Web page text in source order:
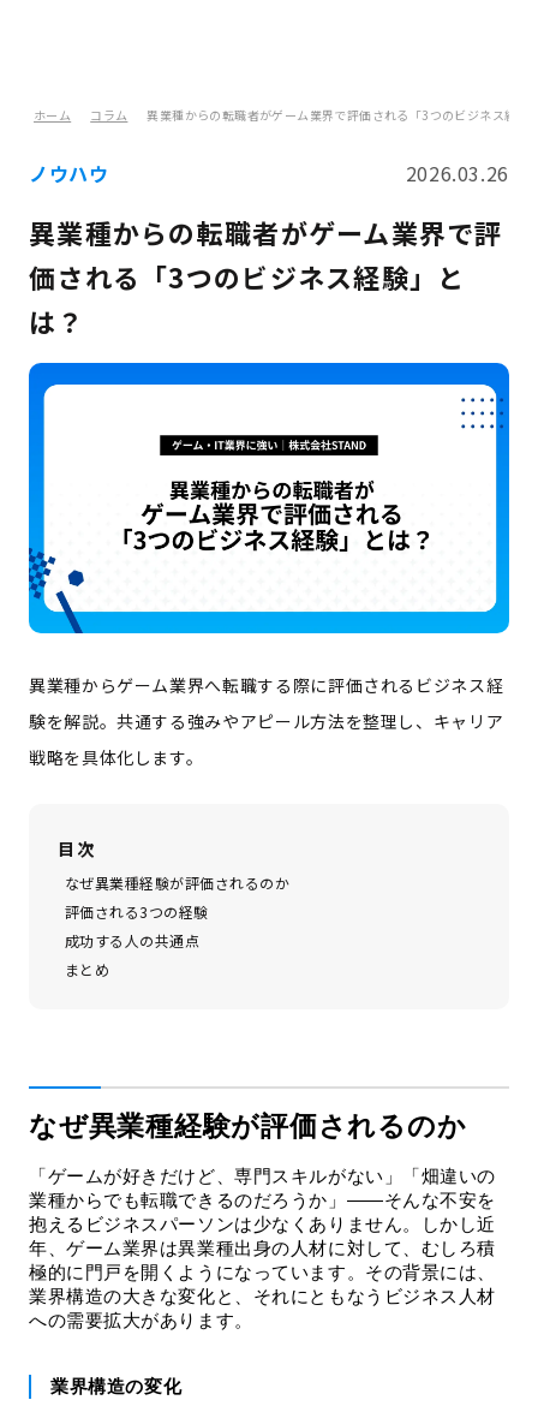
ホーム コラム 異業種からの転職者がゲーム業界で評価される「3つのビジネス経験
ノウハウ 2026.03.26
異業種からの転職者がゲーム業界で評
価される「3つのビジネス経験」と
は？
異業種からゲーム業界へ転職する際に評価されるビジネス経
験を解説。共通する強みやアピール方法を整理し、キャリア
戦略を具体化します。
目次
なぜ異業種経験が評価されるのか
評価される3つの経験
成功する人の共通点
まとめ
なぜ異業種経験が評価されるのか
「ゲームが好きだけど、専門スキルがない」「畑違いの
業種からでも転職できるのだろうか」——そんな不安を
抱えるビジネスパーソンは少なくありません。しかし近
年、ゲーム業界は異業種出身の人材に対して、むしろ積
極的に門戸を開くようになっています。その背景には、
業界構造の大きな変化と、それにともなうビジネス人材
への需要拡大があります。
業界構造の変化